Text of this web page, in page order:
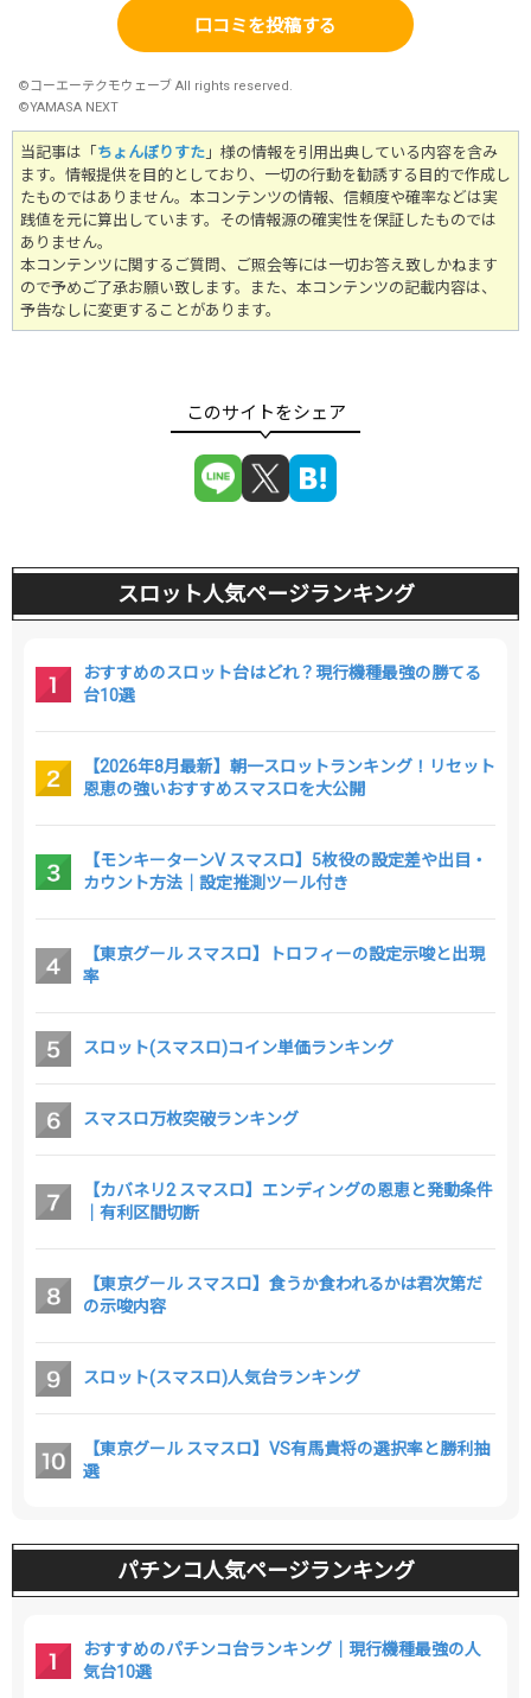
口コミを投稿する
©コーエーテクモウェーブ All rights reserved.
©YAMASA NEXT
当記事は「 ちょんぼりすた 」様の情報を引用出典している内容を含み
ます。情報提供を目的としており、一切の行動を勧誘する目的で作成し
たものではありません。 本コンテンツの情報、信頼度や確率などは実
践値を元に算出しています。その情報源の確実性を保証したものでは
ありません。
本コンテンツに関するご質問、ご照会等には一切お答え致しかねます
ので予めご了承お願い致します。また、本コンテンツの記載内容は、
予告なしに変更することがあります。
スロット人気ページランキング
おすすめのスロット台はどれ？現行機種最強の勝てる
台10選
【2026年8月最新】朝一スロットランキング！リセット
恩恵の強いおすすめスマスロを大公開
【モンキーターンV スマスロ】5枚役の設定差や出目・
カウント方法｜設定推測ツール付き
【東京グール スマスロ】トロフィーの設定示唆と出現
率
スロット(スマスロ)コイン単価ランキング
スマスロ万枚突破ランキング
【カバネリ2 スマスロ】エンディングの恩恵と発動条件
｜有利区間切断
【東京グール スマスロ】食うか食われるかは君次第だ
の示唆内容
スロット(スマスロ)人気台ランキング
【東京グール スマスロ】VS有馬貴将の選択率と勝利抽
選
パチンコ人気ページランキング
おすすめのパチンコ台ランキング｜現行機種最強の人
気台10選